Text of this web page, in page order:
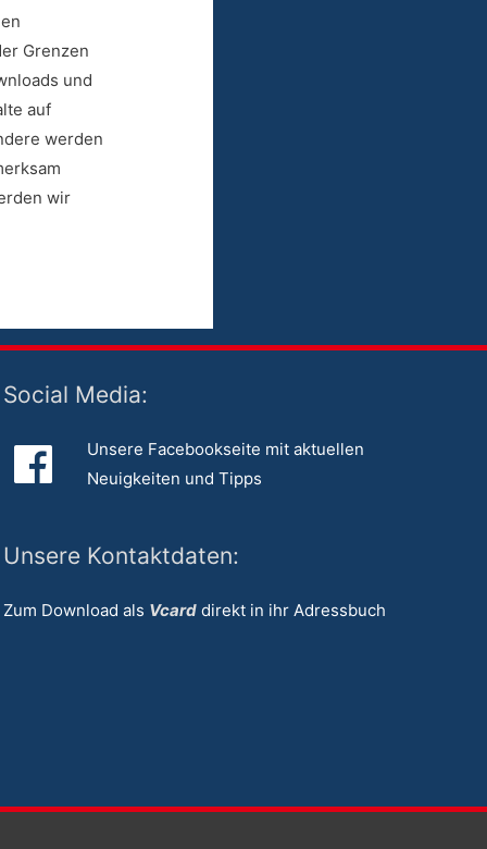
Grenzen
und
auf
werden
wir
Social Media:
Unsere Facebookseite mit aktuellen
Neuigkeiten und Tipps
Unsere Kontaktdaten:
Zum Download als Vcarddirekt in ihr Adressbuch